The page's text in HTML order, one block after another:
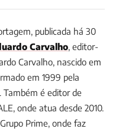
publicada há 30
Carvalho, editor-
Carvalho, nascido em
em 1999 pela
Também é editor de
onde atua desde 2010.
Prime, onde faz